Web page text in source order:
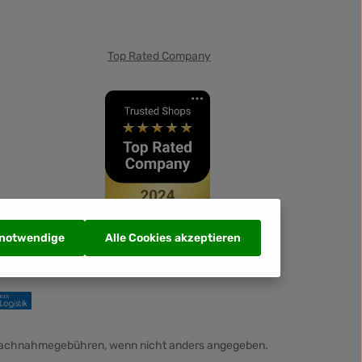
Top Rated Company
wenn nicht anders angegeben.
Alle Cookies akzeptieren